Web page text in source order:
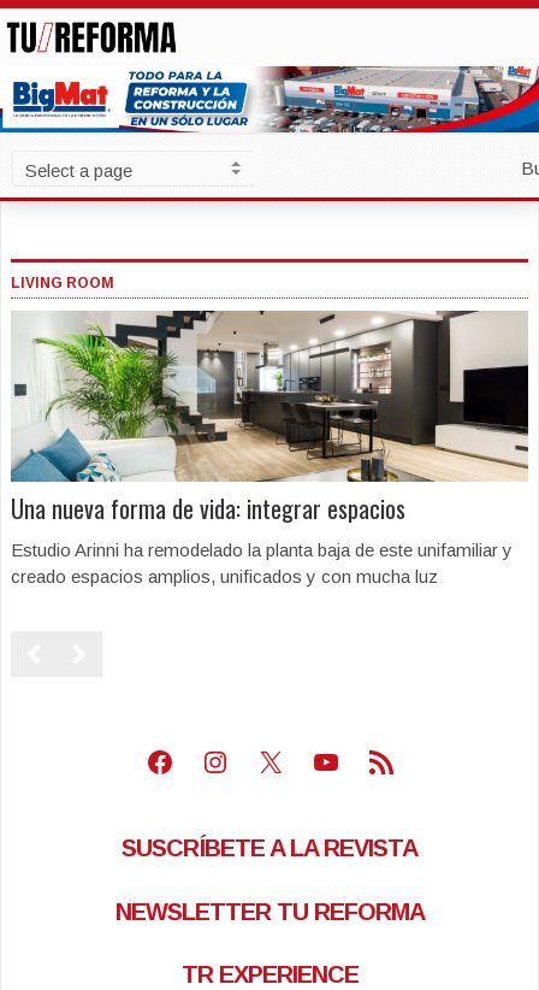
LIVING ROOM
Una nueva forma de vida: integrar espacios
Estudio Arinni ha remodelado la planta baja de este unifamiliar y
creado espacios amplios, unificados y con mucha luz
Facebook
Instagram
X Youtube
Feed RSS
SUSCRÍBETE A LA REVISTA
NEWSLETTER TU REFORMA
TR EXPERIENCE